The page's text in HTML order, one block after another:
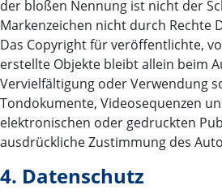
der bloßen Nennung ist nicht der
Markenzeichen nicht durch Rechte
Das Copyright für veröffentlichte,
erstellte Objekte bleibt allein beim
Vervielfältigung oder Verwendung
Tondokumente, Videosequenzen
elektronischen oder gedruckten
ausdrückliche Zustimmung des
4. Datenschutz